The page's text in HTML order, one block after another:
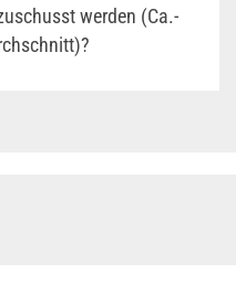
werden (Ca.-